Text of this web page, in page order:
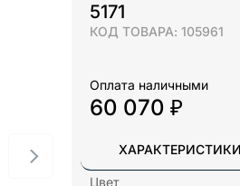
5171
КОД ТОВАРА: 105961
Оплата наличными
60 070 ₽
ХАРАКТЕРИСТИКИ
Цвет